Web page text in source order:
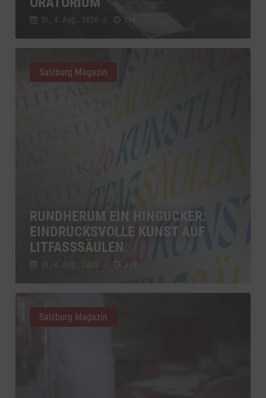
Di., 4. Aug.. 2026 // 266
RUNDHERUM EIN HINGUCKER:
EINDRUCKSVOLLE KUNST AUF
LITFASSSÄULEN
Di., 4. Aug.. 2026 239
Salzburg Magazin
Salzburg Magazin